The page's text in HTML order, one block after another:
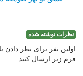
نظرات نوشته شده
اولین نفر برای نظر
فرم زیر ارسال کنید.